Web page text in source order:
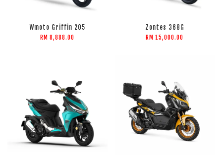
Wmoto Griffin 205
RM 8,888.00
Zontes 368G
RM 15,000.00